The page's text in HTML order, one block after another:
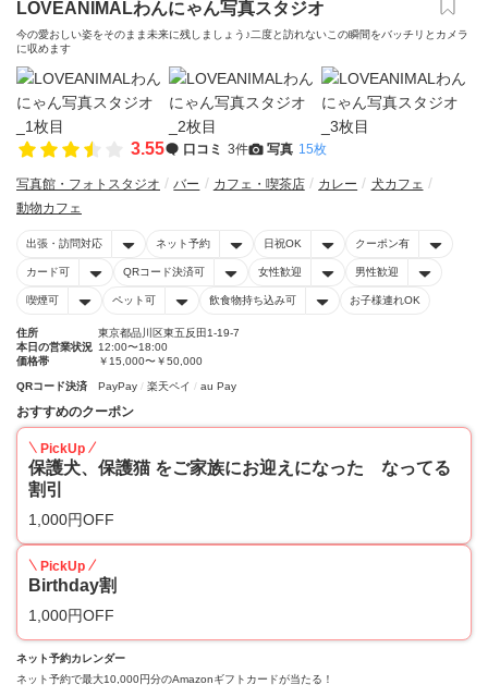
LOVEANIMALわんにゃん写真スタジオ
今の愛おしい姿をそのまま未来に残しましょう♪二度と訪れないこの瞬間をバッチリとカメラ
に収めます
3.55 口コミ 3件 写真 15枚
写真館・フォトスタジオ バー カフェ・喫茶店 カレー
犬カフェ
動物カフェ
出張・訪問対応 ネット予約 日祝OK クーポン有
カード可 QRコード決済可 女性歓迎 男性歓迎
喫煙可 ペット可 飲食物持ち込み可 お子様連れOK
住所
東京都品川区東五反田1-19-7
本日の営業状況 12:00〜18:00
価格帯
￥15,000〜￥50,000
QRコード決済 PayPay 楽天ペイ au Pay
おすすめのクーポン
PickUp
保護犬、保護猫 をご家族にお迎えになった なってる
割引
1,000円OFF
PickUp
Birthday割
1,000円OFF
ネット予約カレンダー
ネット予約で最大10,000円分のAmazonギフトカードが当たる！